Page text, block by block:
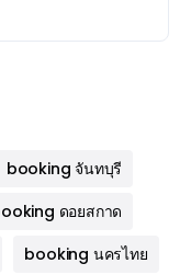
booking จันทบุรี
ดอยสกาด
booking นครไทย